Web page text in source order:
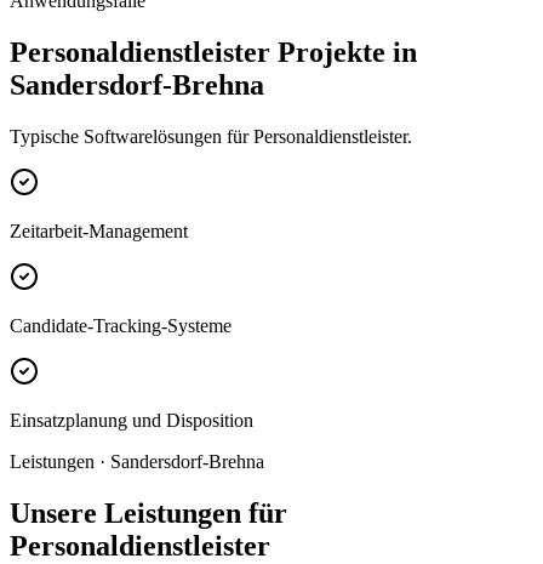
Personaldienstleister Projekte in
Sandersdorf-Brehna
Typische Softwarelösungen für Personaldienstleister.
Zeitarbeit-Management
Candidate-Tracking-Systeme
Einsatzplanung und Disposition
Leistungen · Sandersdorf-Brehna
Unsere Leistungen für
Personaldienstleister